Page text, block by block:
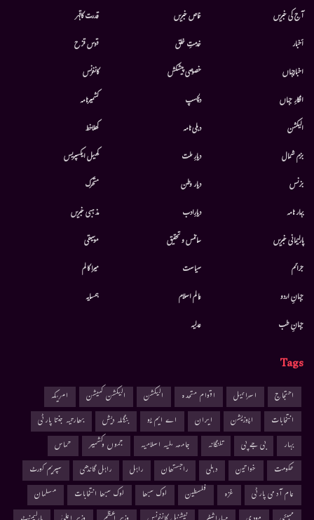
آج کی خبریں
أخبار
اخبارجہاں
افکارِ جہاں
الیکشن
بزم شمال
بزنس
بہار نامہ
پارلیمانی خبریں
جرائم
جہانِ اردو
جہانِ طب
خاص خبریں
خدمتِ خلق
خصوصی پیشکش
دلچسپ
دہلی نامہ
دیارِ ملت
دیار وطن
دیارِادب
سائنس و تحقیق
سیاست
عالم اسلام
عدلیہ
قدرت کاقہر
قوس قزح
کانفرنس
کشمیرنامہ
کھلاخط
کھیل ایکسپریس
متحرك
مذہبی خبریں
موسيقى
میرا کالم
ہمسایہ
Tags
احتجاج اسرائیل اقوام متحدہ الیکشن الیکشن کمیشن
امریکہ
انتخابات
اپوزیشن ایران اے ایم یو بنگلہ دیش
بھارتیہ جنتا پارٹی
بہار
بی جے پی تلنگانہ جامعہ ملیہ اسلامیہ جموں وکشمیر
حماس
حکومت
خواتین دہلی راجستھان راہل راہل گاندھی
سپریم کورٹ
عام آدمی پارٹی
غزہ فلسطین لوک سبھا لوک سبھا انتخابات
مسلمان